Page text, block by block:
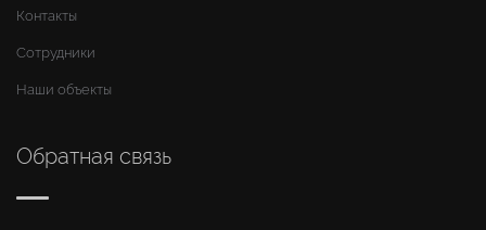
Контакты
Сотрудники
Наши объекты
Обратная связь